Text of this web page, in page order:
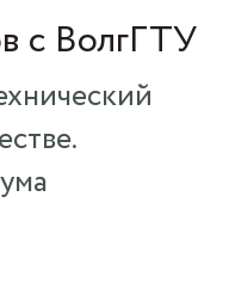
с ВолгГТУ